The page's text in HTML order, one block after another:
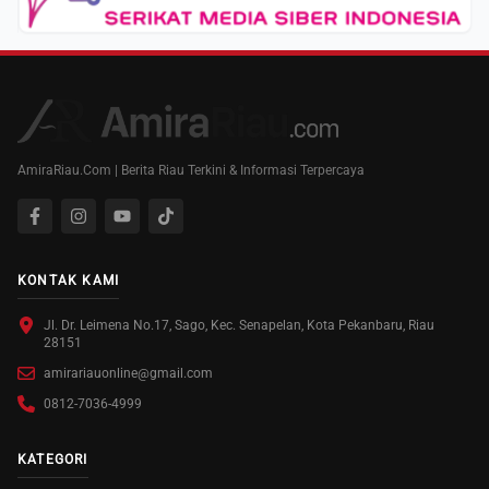
AmiraRiau.Com | Berita Riau Terkini & Informasi Terpercaya
KONTAK KAMI
Jl. Dr. Leimena No.17, Sago, Kec. Senapelan, Kota Pekanbaru, Riau
28151
amirariauonline@gmail.com
0812-7036-4999
KATEGORI